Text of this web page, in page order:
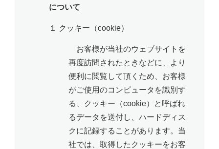
について
１ クッキー（cookie）
お客様が当社のウェブサイトを
再度訪問されたときなどに、より
便利に閲覧して頂くため、お客様
がご使用のコンピュータを識別す
る、クッキー（cookie）と呼ばれ
るデータを送付し、ハードディス
クに記録することがあります。当
社では、取得したクッキーをお客